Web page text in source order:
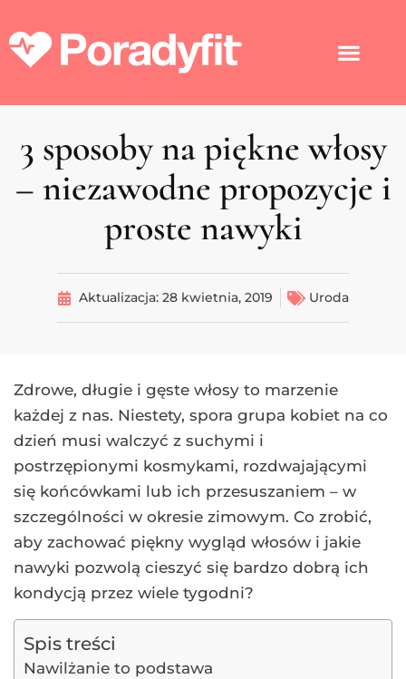
3 sposoby na piękne włosy
– niezawodne propozycje i
proste nawyki
Aktualizacja: 28 kwietnia, 2019 Uroda
Zdrowe, długie i gęste włosy to marzenie
każdej z nas. Niestety, spora grupa kobiet na co
dzień musi walczyć z suchymi i
postrzępionymi kosmykami, rozdwajającymi
się końcówkami lub ich przesuszaniem – w
szczególności w okresie zimowym. Co zrobić,
aby zachować piękny wygląd włosów i jakie
nawyki pozwolą cieszyć się bardzo dobrą ich
kondycją przez wiele tygodni?
Spis treści
Nawilżanie to podstawa